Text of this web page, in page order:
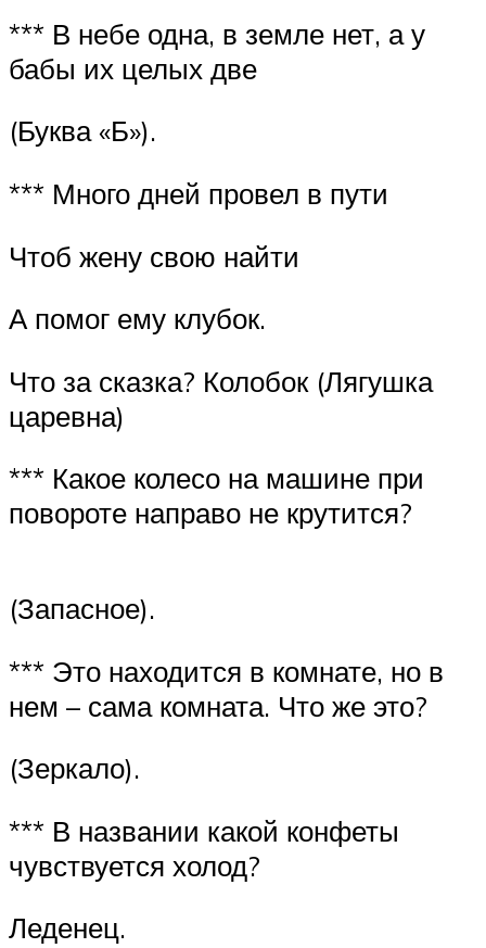
*** В небе одна, в земле нет, а у
бабы их целых две
(Буква «Б»).
*** Много дней провел в пути
Чтоб жену свою найти
А помог ему клубок.
Что за сказка? Колобок (Лягушка
царевна)
*** Какое колесо на машине при
повороте направо не крутится?
(Запасное).
*** Это находится в комнате, но в
нем – сама комната. Что же это?
(Зеркало).
*** В названии какой конфеты
чувствуется холод?
Леденец.